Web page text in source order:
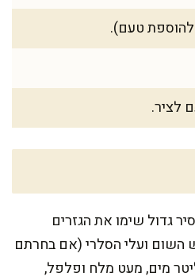
להוספת טעם).
לציר.
גדול שימו את הגזרים
השום ועלי הסלרי (אם בחרתם
הוסיפו 3 ליטר מים, מעט מלח ופלפל,